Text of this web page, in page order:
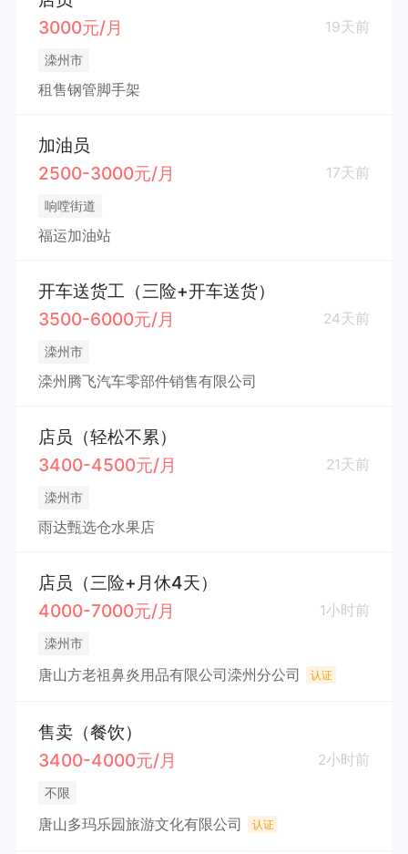
3000元/月
19天前
滦州市
租售钢管脚手架
加油员
2500-3000元/月
17天前
响嘡街道
福运加油站
开车送货工（三险+开车送货）
3500-6000元/月
24天前
滦州市
滦州腾飞汽车零部件销售有限公司
店员（轻松不累）
3400-4500元/月
21天前
滦州市
雨达甄选仓水果店
店员（三险+月休4天）
4000-7000元/月
1小时前
滦州市
唐山方老祖鼻炎用品有限公司滦州分公司 认证
售卖（餐饮）
3400-4000元/月
2小时前
不限
唐山多玛乐园旅游文化有限公司 认证